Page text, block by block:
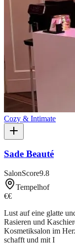
Cozy & Intimate
Sade Beauté
SalonScore9.8
Tempelhof
€€
Lust auf eine glatte
Rasieren und
Kosmetiksalon im
schafft und mit I